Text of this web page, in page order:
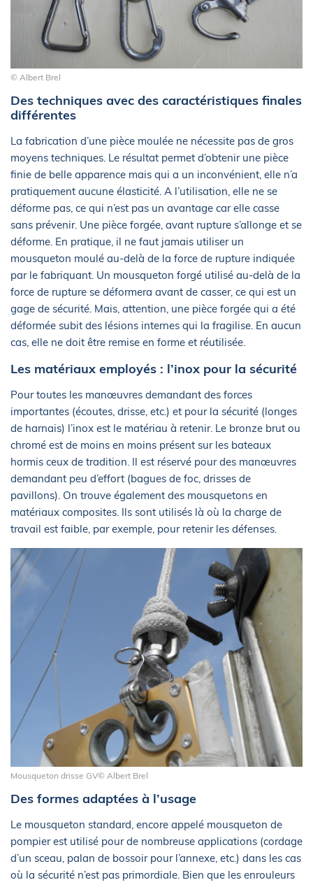
© Albert Brel
Des techniques avec des caractéristiques finales
différentes
La fabrication d’une pièce moulée ne nécessite pas de gros
moyens techniques. Le résultat permet d’obtenir une pièce
finie de belle apparence mais qui a un inconvénient, elle n’a
pratiquement aucune élasticité. A l’utilisation, elle ne se
déforme pas, ce qui n’est pas un avantage car elle casse
sans prévenir. Une pièce forgée, avant rupture s’allonge et se
déforme. En pratique, il ne faut jamais utiliser un
mousqueton moulé au-delà de la force de rupture indiquée
par le fabriquant. Un mousqueton forgé utilisé au-delà de la
force de rupture se déformera avant de casser, ce qui est un
gage de sécurité. Mais, attention, une pièce forgée qui a été
déformée subit des lésions internes qui la fragilise. En aucun
cas, elle ne doit être remise en forme et réutilisée.
Les matériaux employés : l’inox pour la sécurité
Pour toutes les manœuvres demandant des forces
importantes (écoutes, drisse, etc.) et pour la sécurité (longes
de harnais) l’inox est le matériau à retenir. Le bronze brut ou
chromé est de moins en moins présent sur les bateaux
hormis ceux de tradition. Il est réservé pour des manœuvres
demandant peu d’effort (bagues de foc, drisses de
pavillons). On trouve également des mousquetons en
matériaux composites. Ils sont utilisés là où la charge de
travail est faible, par exemple, pour retenir les défenses.
Mousqueton drisse GV© Albert Brel
Des formes adaptées à l’usage
Le mousqueton standard, encore appelé mousqueton de
pompier est utilisé pour de nombreuse applications (cordage
d’un sceau, palan de bossoir pour l’annexe, etc.) dans les cas
où la sécurité n’est pas primordiale. Bien que les enrouleurs